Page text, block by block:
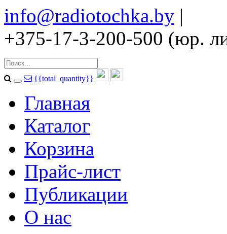
info@radiotochka.by |
+375-17-3-200-500 (юр.
{{total_quantity}}
Главная
Каталог
Корзина
Прайс-лист
Публикации
О нас